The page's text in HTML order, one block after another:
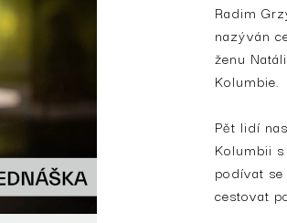
Radim
nazýván
ženu
Kolumbie.
Pět lidí
Kolumbii
podívat
cestovat